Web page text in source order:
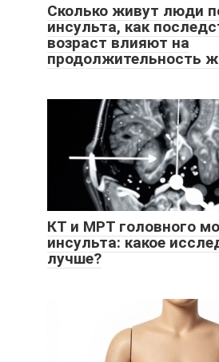
Сколько живут люди
инсульта, как
возраст влияют на
продолжительность
КТ и МРТ головного
инсульта: какое
лучше?